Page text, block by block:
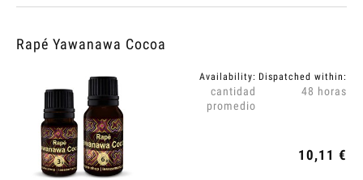
Rapé Yawanawa Cocoa
Availability:
cantidad
promedio
Dispatched within:
48 horas
10,11 €